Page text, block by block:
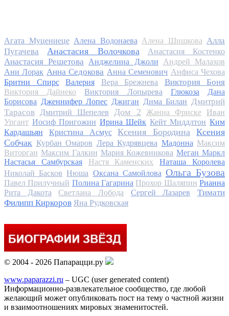
Агата Муцениеце Алена Водонаева Алена Шишкова Алла
Пугачева
Анастасия Волочкова Анастасия Костенко
Анастасия Решетова Анджелина Джоли
Андрей Малахов
Ани Лорак Анна Седокова Анна Семенович Анфиса Чехова
Бритни Спирс
Валерия Вера Брежнева Виктория Боня
Виктория Дайнеко Виктория Лопырева Глюкоза
Дана
Борисова Дженнифер Лопес Джиган Дима Билан
Дмитрий
Тарасов
Дмитрий Шепелев Дом 2 Жанна Фриске
Иван
Ургант Иосиф Пригожин Ирина Шейк Кейт Миддлтон Ким
Кардашьян
Кристина Асмус Ксения Бородина
Ксения
Собчак Курбан Омаров Лера Кудрявцева Мадонна Максим
Виторган Максим Галкин Мария Кожевникова Меган Маркл
Настасья Самбурская
Настя Каменских
Наташа Королева
Николай Басков Нюша Оксана Самойлова Ольга Бузова
Павел Прилучный Полина Гагарина Прохор Шаляпин Рианна
Рита Дакота
Светлана Лобода Сергей Лазарев
Тимати
Филипп Киркоров Яна Рудковская
© 2004 - 2026 Папарацци.ру
www.paparazzi.ru – UGC (user generated content)
Информационно-развлекательное сообщество, где любой
желающий может опубликовать пост на тему о частной жизни
и взаимоотношениях мировых знаменитостей.